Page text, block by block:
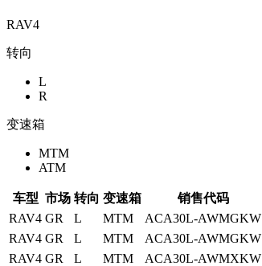
RAV4
转向
L
R
变速箱
MTM
ATM
车型 市场 转向 变速箱 销售代码
RAV4 GR L MTM ACA30L-AWMGKW
RAV4 GR L MTM ACA30L-AWMGKW
RAV4 GR L MTM ACA30L-AWMXKW